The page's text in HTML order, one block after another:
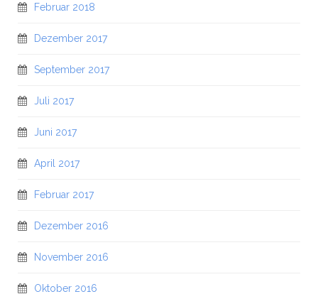
Februar 2018
Dezember 2017
September 2017
Juli 2017
Juni 2017
April 2017
Februar 2017
Dezember 2016
November 2016
Oktober 2016